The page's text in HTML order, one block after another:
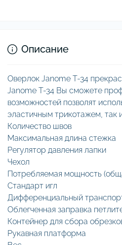
Описание
Оверлок Janome T-34
Janome T-34 Вы сможете
возможностей позволят
эластичным трикотажем,
Количество швов
Максимальная длина стежка
Регулятор давления лапки
Чехол
Потребляемая мощность
Стандарт игл
Дифференциальный
Облегченная заправка
Контейнер для сбора
Рукавная платформа